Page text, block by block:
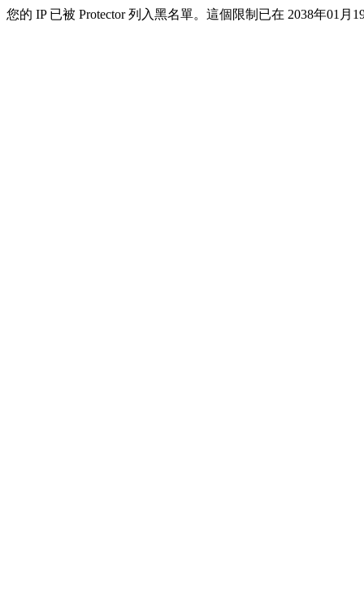
您的 IP 已被 Protector 列入黑名單。這個限制已在 2038年01月